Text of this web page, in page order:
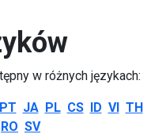
w różnych językach:
PT JA PL CS ID VI TH
RO SV